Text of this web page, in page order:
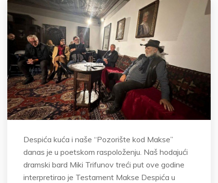
Despića kuća i naše “Pozorište kod Makse”
danas je u poetskom raspoloženju. Naš hodajući
dramski bard Miki Trifunov treći put ove godine
interpretirao je Testament Makse Despića u